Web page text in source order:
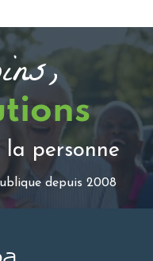
la personne
depuis 2008